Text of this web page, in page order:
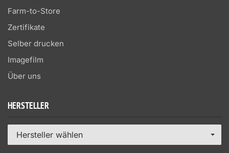
Farm-to-Store
Zertifikate
Selber drucken
Imagefilm
Über uns
HERSTELLER
Hersteller wählen